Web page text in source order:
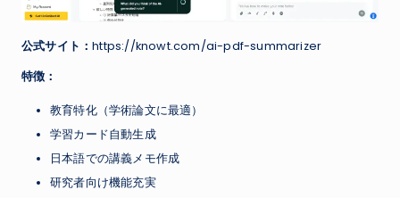
公式サイト：https://knowt.com/ai-pdf-summarizer
特徴：
教育特化（学術論文に最適）
学習カード自動生成
日本語での講義メモ作成
研究者向け機能充実